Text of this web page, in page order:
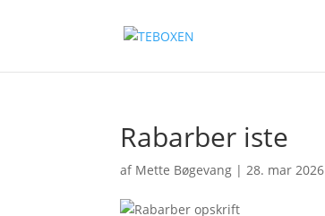
Rabarber iste
af Mette Bøgevang |28. mar 2026